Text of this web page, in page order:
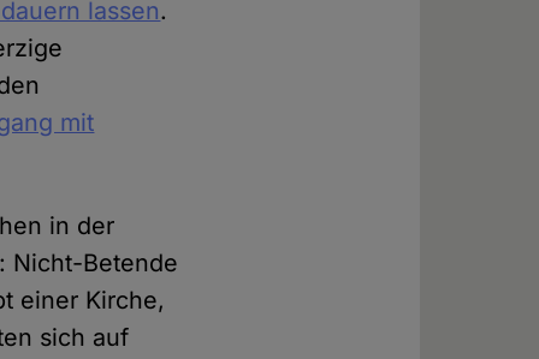
lassen.
mit
in der
Nicht-Betende
einer Kirche,
sich auf